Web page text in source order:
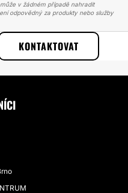
v žádném případě nahradit
odpovědný za produkty nebo služby
KONTAKTOVAT
DERMATOLOGIE